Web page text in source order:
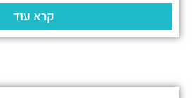
קרא עוד